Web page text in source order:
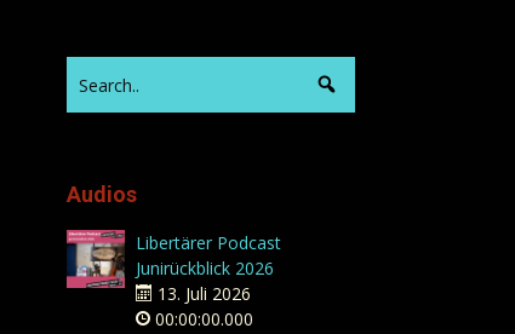
Audios
Libertärer Podcast
Junirückblick 2026
13. Juli 2026
00:00:00.000